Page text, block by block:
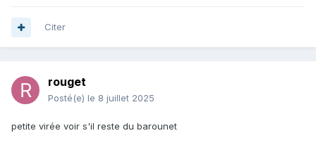
Citer
rouget
Posté(e) le 8 juillet 2025
petite virée voir s'il reste du barounet